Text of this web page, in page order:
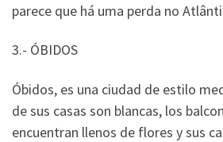
parece que há uma perda no
3.- ÓBIDOS
Óbidos, es una ciudad de estilo
de sus casas son blancas, los
encuentran llenos de flores y sus